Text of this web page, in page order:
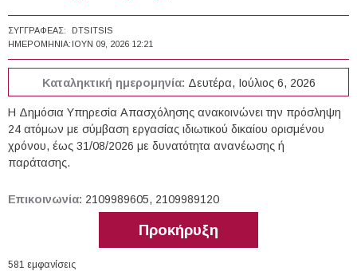
ΣΥΓΓΡΑΦΈΑΣ:
DTSITSIS
ΗΜΕΡΟΜΗΝΊΑ: ΙΟΥΝ 09, 2026 12:21
Καταληκτική ημερομηνία: Δευτέρα, Ιούλιος 6, 2026
Η Δημόσια Υπηρεσία Απασχόλησης ανακοινώνει την πρόσληψη
24 ατόμων με σύμβαση εργασίας ιδιωτικού δικαίου ορισμένου
χρόνου, έως 31/08/2026 με δυνατότητα ανανέωσης ή
παράτασης.
Επικοινωνία: 2109989605, 2109989120
Προκήρυξη
581 εμφανίσεις